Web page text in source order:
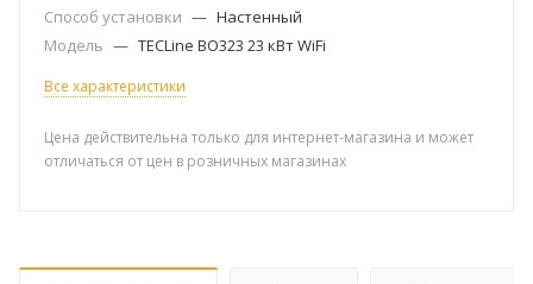
Способ установки — Настенный
Модель — TECLine BO323 23 кВт WiFi
Все характеристики
Цена действительна только для интернет-магазина и может
отличаться от цен в розничных магазинах